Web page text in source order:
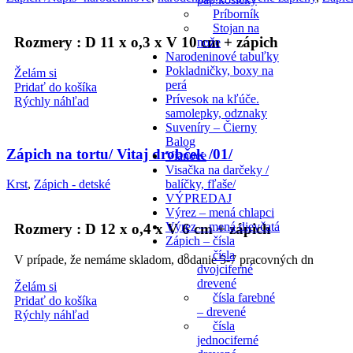
Príborník
Stojan na
nože
Narodeninové tabuľky
Pokladničky, boxy na
perá
Prívesok na kľúče.
samolepky, odznaky
Suveníry – Čierny
Balog
Vianoce
Visačka na darčeky /
balíčky, fľaše/
VÝPREDAJ
Výrez – mená chlapci
Výrez – mená dievčatá
Zápich – čísla
čísla
dvojciferné
drevené
čísla farebné
– drevené
čísla
jednociferné
Rozmery : D 11 x o,3 x V 10 cm + zápich
Želám si
Pridať do košíka
Rýchly náhľad
Zápich na tortu/ Vitaj drobček /01/
Krst, Zápich - detské
Rozmery : D 12 x o,4 x V 6 cm + zápich
V prípade, že nemáme skladom, dodanie 5-7 pracovných dn
Želám si
Pridať do košíka
Rýchly náhľad